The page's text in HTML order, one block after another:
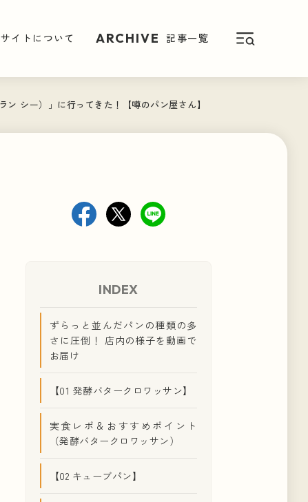
イトについて ARCHIVE 記事一覧
NEWS
屋さん便り
空港パン
#
海外
イトについて ARCHIVE 記事一覧
シー）」に行ってきた！【噂のパン屋さん】
INDEX
ずらっと並んだパンの種類の多
さに圧倒！ 店内の様子を動画で
お届け
【01 発酵バタークロワッサン】
実食レポ＆おすすめポイント
（発酵バタークロワッサン）
【02 キューブパン】